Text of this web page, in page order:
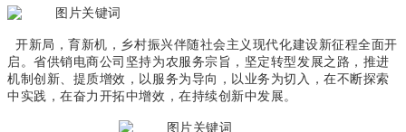
开新局，育新机，乡村振兴伴随社会主义现代化建设新征程全面开
启。省供销电商公司坚持为农服务宗旨，坚定转型发展之路，推进
机制创新、提质增效，以服务为导向，以业务为切入，在不断探索
中实践，在奋力开拓中增效，在持续创新中发展。